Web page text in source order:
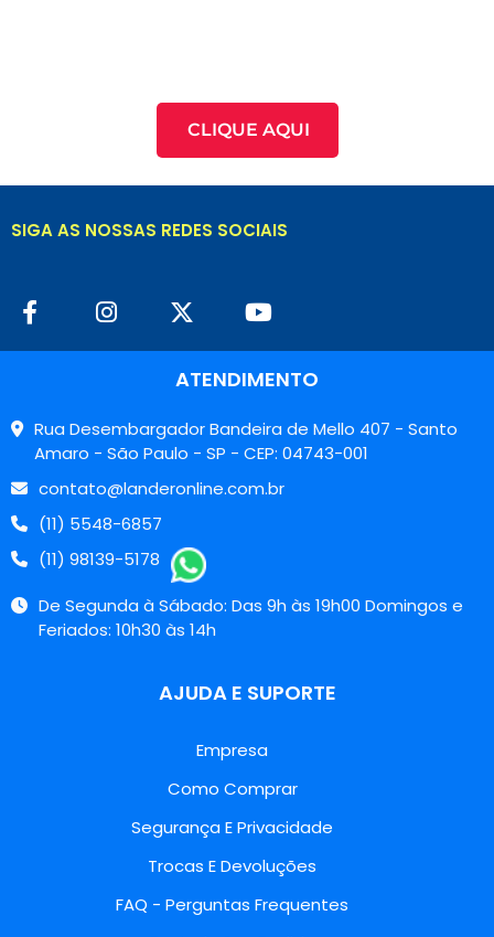
CLIQUE AQUI
SIGA AS NOSSAS REDES SOCIAIS
ATENDIMENTO
Rua Desembargador Bandeira de Mello 407 - Santo
Amaro - São Paulo - SP - CEP: 04743-001
contato@landeronline.com.br
(11) 5548-6857
(11) 98139-5178
De Segunda à Sábado: Das 9h às 19h00 Domingos e
Feriados: 10h30 às 14h
AJUDA E SUPORTE
Empresa
Como Comprar
Segurança E Privacidade
Trocas E Devoluções
FAQ - Perguntas Frequentes